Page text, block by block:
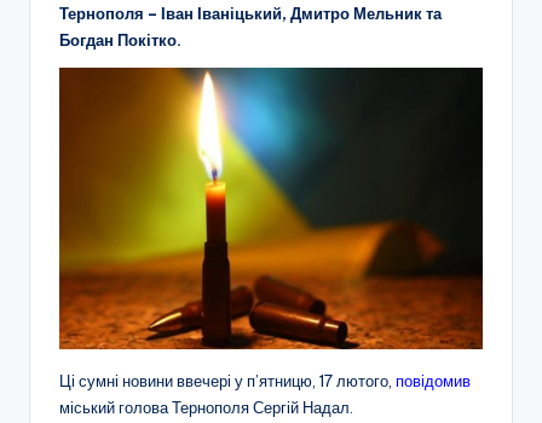
Тернополя – Іван Іваніцький, Дмитро Мельник та
Богдан Покітко.
Ці сумні новини ввечері у п’ятницю, 17 лютого, повідомив
міський голова Тернополя Сергій Надал.